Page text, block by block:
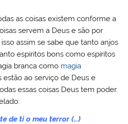
as coisas existem conforme a
servem a Deus e são por
assim se sabe que tanto anjos
espíritos bons como espíritos
branca como magia
estão ao serviço de Deus e
essas coisas Deus tem poder.
de ti o meu terror (…)